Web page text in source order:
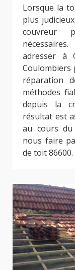
Lorsque la
plus
couvreur
adresser à
Coulombiers
réparation
méthodes
depuis la
résultat est
au cours du
nous faire
de toit 86600.